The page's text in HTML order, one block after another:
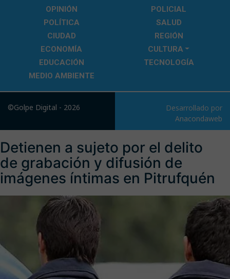
OPINIÓN
POLICIAL
POLÍTICA
SALUD
CIUDAD
REGIÓN
ECONOMÍA
CULTURA
EDUCACIÓN
TECNOLOGÍA
MEDIO AMBIENTE
©Golpe Digital - 2026
Desarrollado por
Anacondaweb
Detienen a sujeto por el delito
de grabación y difusión de
imágenes íntimas en Pitrufquén